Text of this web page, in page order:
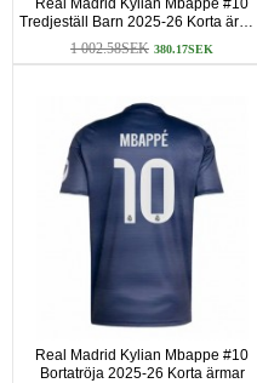
Tredjeställ Barn 2025-26 Korta ärmar
(+ Korta byxor)
1 002.58SEK 380.17SEK
Real Madrid Kylian Mbappe #10
Bortatröja 2025-26 Korta ärmar